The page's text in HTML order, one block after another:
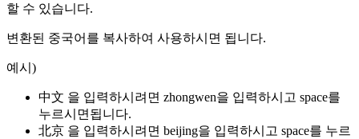
할 수 있습니다.
변환된 중국어를 복사하여 사용하시면 됩니다.
예시)
中文 을 입력하시려면 zhongwen을 입력하시고 space를
누르시면됩니다.
北京 을 입력하시려면 beijing을 입력하시고 space를 누르